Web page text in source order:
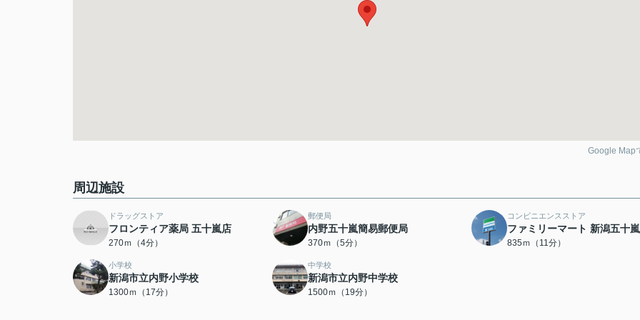
Google Map
周辺施設
ドラッグストア
フロンティア薬局 五十嵐店
270ｍ（4分）
郵便局
内野五十嵐簡易郵便局
370ｍ（5分）
コンビニエンスストア
ファミリーマート 新潟五十
835ｍ（11分）
小学校
新潟市立内野小学校
1300ｍ（17分）
中学校
新潟市立内野中学校
1500ｍ（19分）